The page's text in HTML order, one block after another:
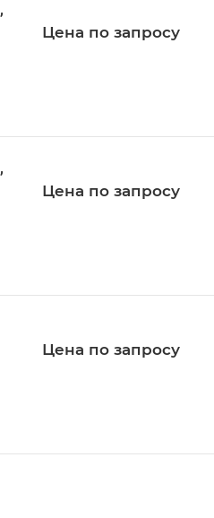
Цена по запросу
Цена по запросу
Цена по запросу